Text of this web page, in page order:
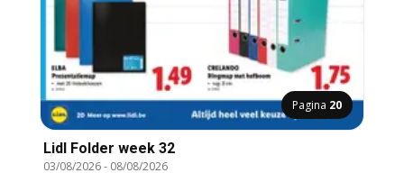
Pagina 20
Lidl Folder week 32
03/08/2026- 08/08/2026